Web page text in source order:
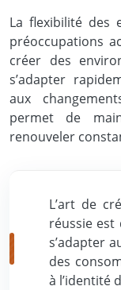
La flexibilité des
préoccupations
créer des
s’adapter
aux
permet de
renouveler
L’art de
réussie est
s’adapter
des
à l’identité